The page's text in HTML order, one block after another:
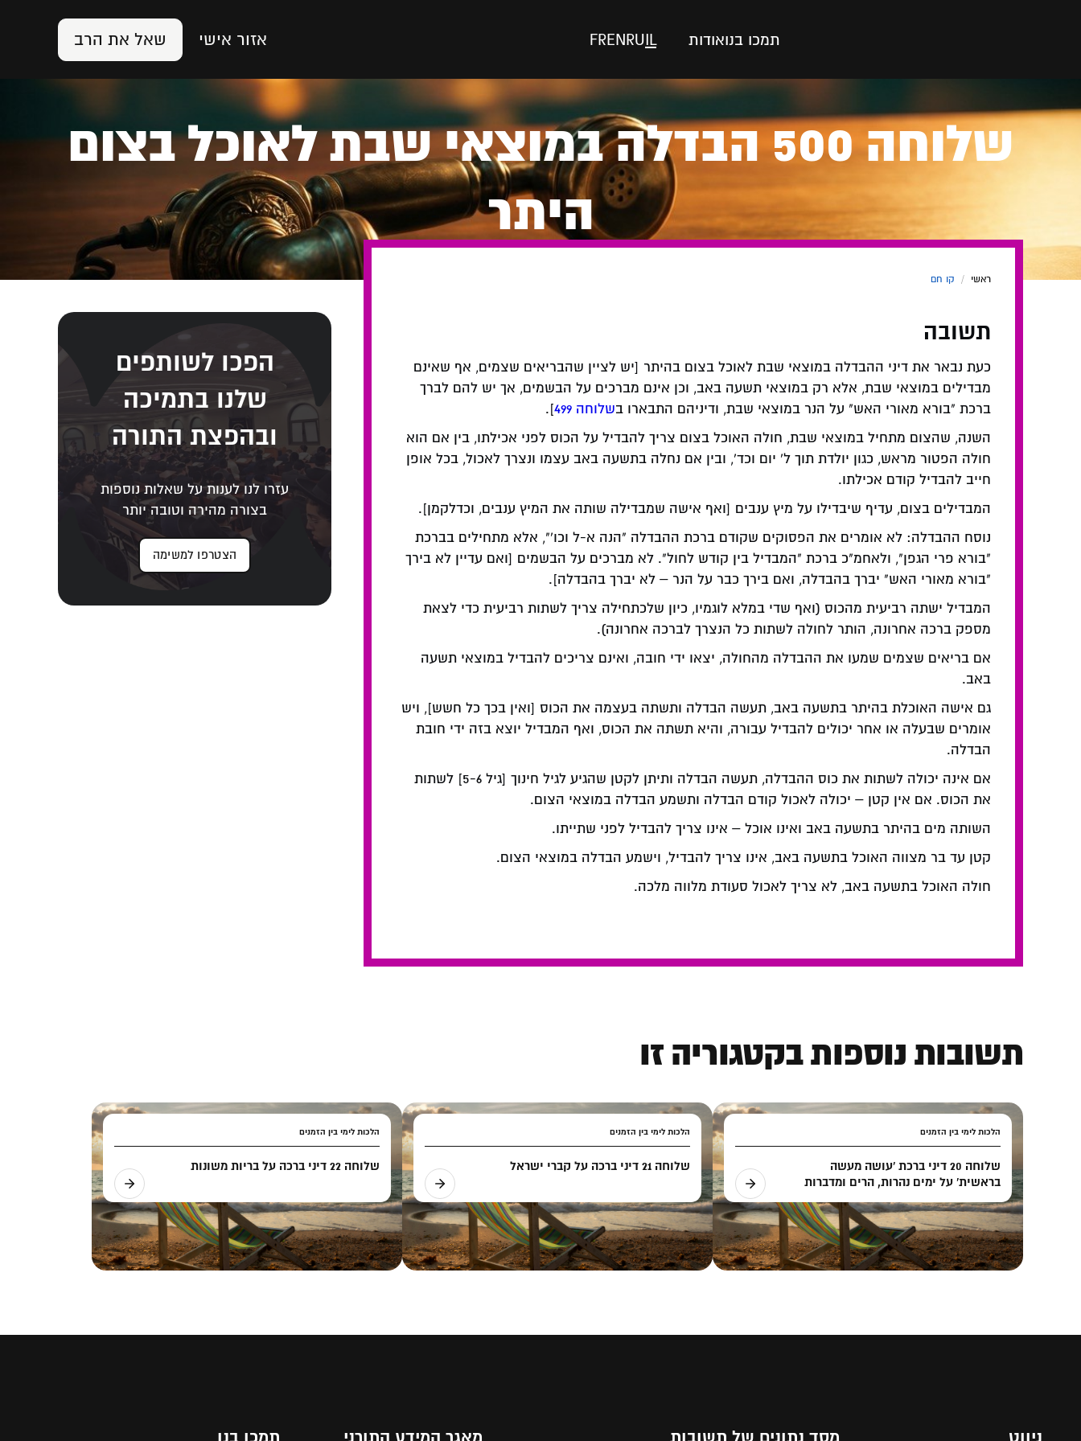
תמכו בנואודות IL
RU
EN
FR אזור אישי שאל את הרב
שלוחה 500 הבדלה במוצאי שבת לאוכל בצום
היתר
ראשי / קו חם
תשובה
כעת נבאר את דיני ההבדלה במוצאי שבת לאוכל בצום בהיתר [יש לציין שהבריאים שצמים, אף שאינם
מבדילים במוצאי שבת, אלא רק במוצאי תשעה באב, וכן אינם מברכים על הבשמים, אך יש להם לברך
ברכת "בורא מאורי האש" על הנר במוצאי שבת, ודיניהם התבארו בשלוחה 499
].
השנה, שהצום מתחיל במוצאי שבת, חולה האוכל בצום צריך להבדיל על הכוס לפני אכילתו, בין אם הוא
חולה הפטור מראש, כגון יולדת תוך ל' יום וכד', ובין אם נחלה בתשעה באב עצמו ונצרך לאכול, בכל אופן
חייב להבדיל קודם אכילתו.
המבדילים בצום, עדיף שיבדילו על מיץ ענבים [ואף אישה שמבדילה שותה את המיץ ענבים, וכדלקמן].
נוסח ההבדלה: לא אומרים את הפסוקים שקודם ברכת ההבדלה "הנה א-ל וכו'", אלא מתחילים בברכת
"בורא פרי הגפן", ולאחמ"כ ברכת "המבדיל בין קודש לחול". לא מברכים על הבשמים [ואם עדיין לא בירך
"בורא מאורי האש" יברך בהבדלה, ואם בירך כבר על הנר – לא יברך בהבדלה].
המבדיל ישתה רביעית מהכוס (ואף שדי במלא לוגמיו, כיון שלכתחילה צריך לשתות רביעית כדי לצאת
מספק ברכה אחרונה, הותר לחולה לשתות כל הנצרך לברכה אחרונה).
אם בריאים שצמים שמעו את ההבדלה מהחולה, יצאו ידי חובה, ואינם צריכים להבדיל במוצאי תשעה
באב.
גם אישה האוכלת בהיתר בתשעה באב, תעשה הבדלה ותשתה בעצמה את הכוס [ואין בכך כל חשש], ויש
אומרים שבעלה או אחר יכולים להבדיל עבורה, והיא תשתה את הכוס, ואף המבדיל יוצא בזה ידי חובת
הבדלה.
אם אינה יכולה לשתות את כוס ההבדלה, תעשה הבדלה ותיתן לקטן שהגיע לגיל חינוך [גיל 5-6] לשתות
את הכוס. אם אין קטן – יכולה לאכול קודם הבדלה ותשמע הבדלה במוצאי הצום.
השותה מים בהיתר בתשעה באב ואינו אוכל – אינו צריך להבדיל לפני שתייתו.
קטן עד בר מצווה האוכל בתשעה באב, אינו צריך להבדיל, וישמע הבדלה במוצאי הצום.
חולה האוכל בתשעה באב, לא צריך לאכול סעודת מלווה מלכה.
הפכו לשותפים
שלנו בתמיכה
ובהפצת התורה
עזרו לנו לענות על שאלות נוספות
בצורה מהירה וטובה יותר
הצטרפו למשימה
תשובות נוספות בקטגוריה זו
הלכות לימי בין הזמנים
שלוחה 20 דיני ברכת 'עושה מעשה
בראשית' על ימים נהרות, הרים ומדברות
הלכות לימי בין הזמנים
שלוחה 21 דיני ברכה על קברי ישראל
הלכות לימי בין הזמנים
שלוחה 22 דיני ברכה על בריות משונות